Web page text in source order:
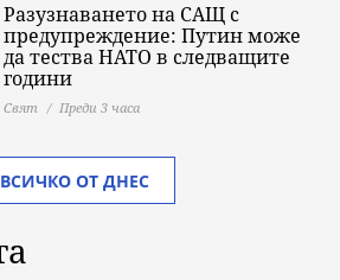
Разузнаването на САЩ с
предупреждение: Путин може
да тества НАТО в следващите
години
Свят Преди 3 часа
ВСИЧКО ОТ ДНЕС